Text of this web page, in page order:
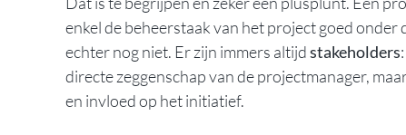
enkel de beheerstaak van het project goed onder
echter nog niet. Er zijn immers altijdstakeholders
directe zeggenschap van de projectmanager,
en invloed op het initiatief.